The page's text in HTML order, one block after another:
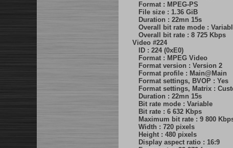
Format : MPEG-PS
File size : 1.36 GiB
Duration : 22mn 15s
Overall bit rate mode :
Overall bit rate : 8 725 Kbps
Video #224
ID : 224 (0xE0)
Format : MPEG Video
Format version : Version 2
Format profile : Main@Main
Format settings, BVOP : Yes
Format settings, Matrix :
Duration : 22mn 15s
Bit rate mode : Variable
Bit rate : 6 632 Kbps
Maximum bit rate : 9 800
Width : 720 pixels
Height : 480 pixels
Display aspect ratio : 16:9